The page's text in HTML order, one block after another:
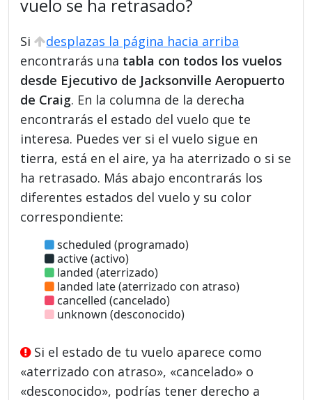
vuelo se ha retrasado?
Si
desplazas la página hacia arriba
encontrarás una tabla con todos los vuelos
desde Ejecutivo de Jacksonville Aeropuerto
de Craig. En la columna de la derecha
encontrarás el estado del vuelo que te
interesa. Puedes ver si el vuelo sigue en
tierra, está en el aire, ya ha aterrizado o si se
ha retrasado. Más abajo encontrarás los
diferentes estados del vuelo y su color
correspondiente:
scheduled (programado)
active (activo)
landed (aterrizado)
landed late (aterrizado con atraso)
cancelled (cancelado)
unknown (desconocido)
Si el estado de tu vuelo aparece como
«aterrizado con atraso», «cancelado» o
«desconocido», podrías tener derecho a